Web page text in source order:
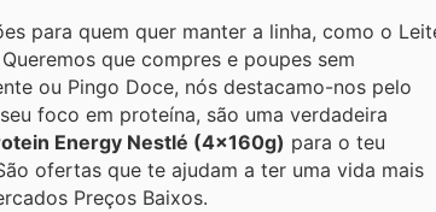
para quem quer manter a linha, como o
que compres e poupes sem
ou Pingo Doce, nós destacamo-nos pelo
foco em proteína, são uma verdadeira
Energy Nestlé (4x160g) para o teu
ofertas que te ajudam a ter uma vida mais
Preços Baixos.